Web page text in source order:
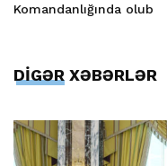
Komandanlığında olub
DİGƏR XƏBƏRLƏR